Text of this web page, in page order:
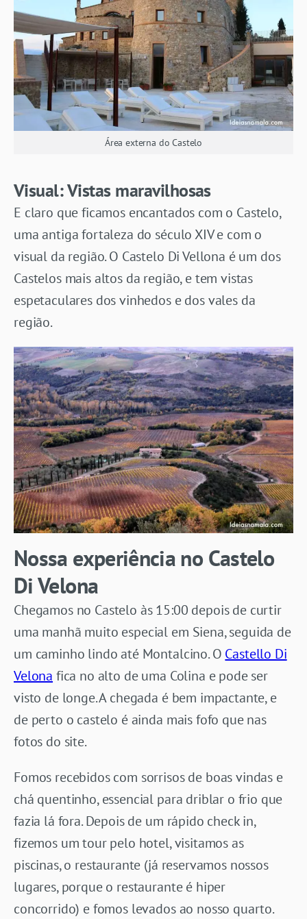
Área externa do Castelo
Visual: Vistas maravilhosas
E claro que ficamos encantados com o Castelo,
uma antiga fortaleza do século XIV e com o
visual da região. O Castelo Di Vellona é um dos
Castelos mais altos da região, e tem vistas
espetaculares dos vinhedos e dos vales da
região.
Nossa experiência no Castelo
Di Velona
Chegamos no Castelo às 15:00 depois de curtir
uma manhã muito especial em Siena, seguida de
um caminho lindo até Montalcino. O Castello Di
Velona fica no alto de uma Colina e pode ser
visto de longe. A chegada é bem impactante, e
de perto o castelo é ainda mais fofo que nas
fotos do site.
Fomos recebidos com sorrisos de boas vindas e
chá quentinho, essencial para driblar o frio que
fazia lá fora. Depois de um rápido check in,
fizemos um tour pelo hotel, visitamos as
piscinas, o restaurante (já reservamos nossos
lugares, porque o restaurante é hiper
concorrido) e fomos levados ao nosso quarto.